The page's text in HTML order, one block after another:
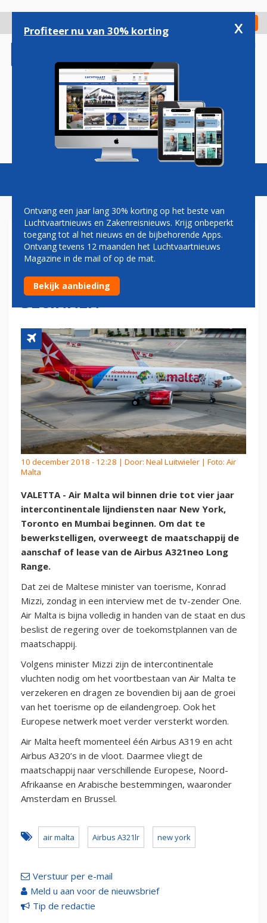
gaan
Check in
Magazine Podcasts Vacatures
AIR MALTA WIL
LIJNDIENSTEN NAAR NEW
YORK EN TORONTO
BEGINNEN
10 december 2018 - 12:28 | Door: Neal Luitwieler | Foto: Air
Malta
VALETTA - Air Malta wil binnen drie tot vier jaar
intercontinentale lijndiensten naar New York,
Toronto en Mumbai beginnen. Om dat te
bewerkstelligen, overweegt de maatschappij de
aanschaf of lease van de Airbus A321neo Long
Range.
Dat zei de Maltese minister van toerisme, Konrad
Mizzi, zondag in een interview met de tv-zender One.
Air Malta is bijna volledig in handen van de staat en dus
beslist de regering over de toekomstplannen van de
maatschappij.
Volgens minister Mizzi zijn de intercontinentale
vluchten nodig om het voortbestaan van Air Malta te
verzekeren en dragen ze bovendien bij aan de groei
van het toerisme op de eilandengroep. Ook het
Europese netwerk moet verder versterkt worden.
Air Malta heeft momenteel één Airbus A319 en acht
Airbus A320’s in de vloot. Daarmee vliegt de
maatschappij naar verschillende Europese, Noord-
Afrikaanse en Arabische bestemmingen, waaronder
Amsterdam en Brussel.
air malta Airbus A321lr new york
Verstuur per e-mail
Meld u aan voor de nieuwsbrief
Tip de redactie
Profiteer nu van 30% korting x
Ontvang een jaar lang 30% korting op het beste van
Luchtvaartnieuws en Zakenreisnieuws. Krijg onbeperkt
toegang tot al het nieuws en de bijbehorende Apps.
Ontvang tevens 12 maanden het Luchtvaartnieuws
Magazine in de mail of op de mat.
Bekijk aanbieding